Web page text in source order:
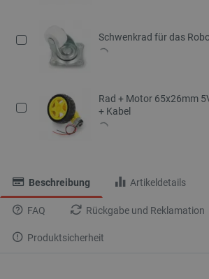
Schwenkrad für das
Rad + Motor 65x26mm
+ Kabel
Beschreibung Artikeldetails
FAQ Rückgabe und Reklamation
Produktsicherheit